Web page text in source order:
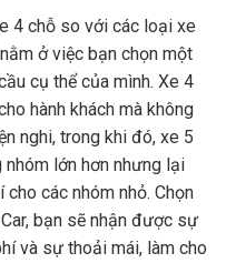
4 chỗ so với các loại xe
ở việc bạn chọn một
cụ thể của mình. Xe 4
hành khách mà không
nghi, trong khi đó, xe 5
lớn hơn nhưng lại
các nhóm nhỏ. Chọn
bạn sẽ nhận được sự
và sự thoải mái, làm cho